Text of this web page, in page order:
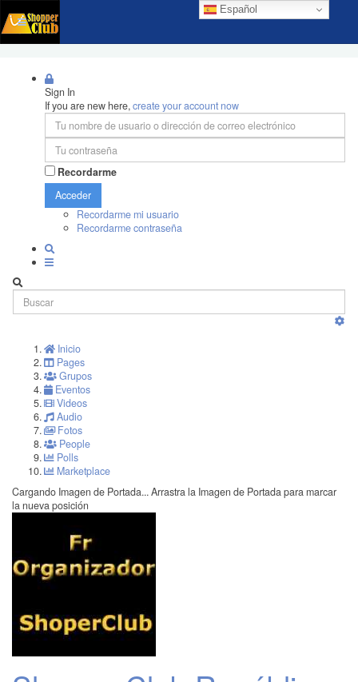
Español
Sign In
If you are new here,create your account now
Recordarme
Acceder
Recordarme mi usuario
Recordarme contraseña
Inicio
Pages
Grupos
Eventos
Videos
Audio
Fotos
People
Polls
Marketplace
Cargando Imagen de Portada... Arrastra la Imagen de Portada para marcar
la nueva posición